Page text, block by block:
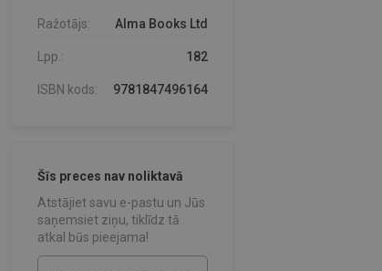
Ražotājs: Alma Books Ltd
Lpp.: 182
ISBN kods: 9781847496164
Šīs preces nav noliktavā
Atstājiet savu e-pastu un Jūs
saņemsiet ziņu, tiklīdz tā
atkal būs pieejama!